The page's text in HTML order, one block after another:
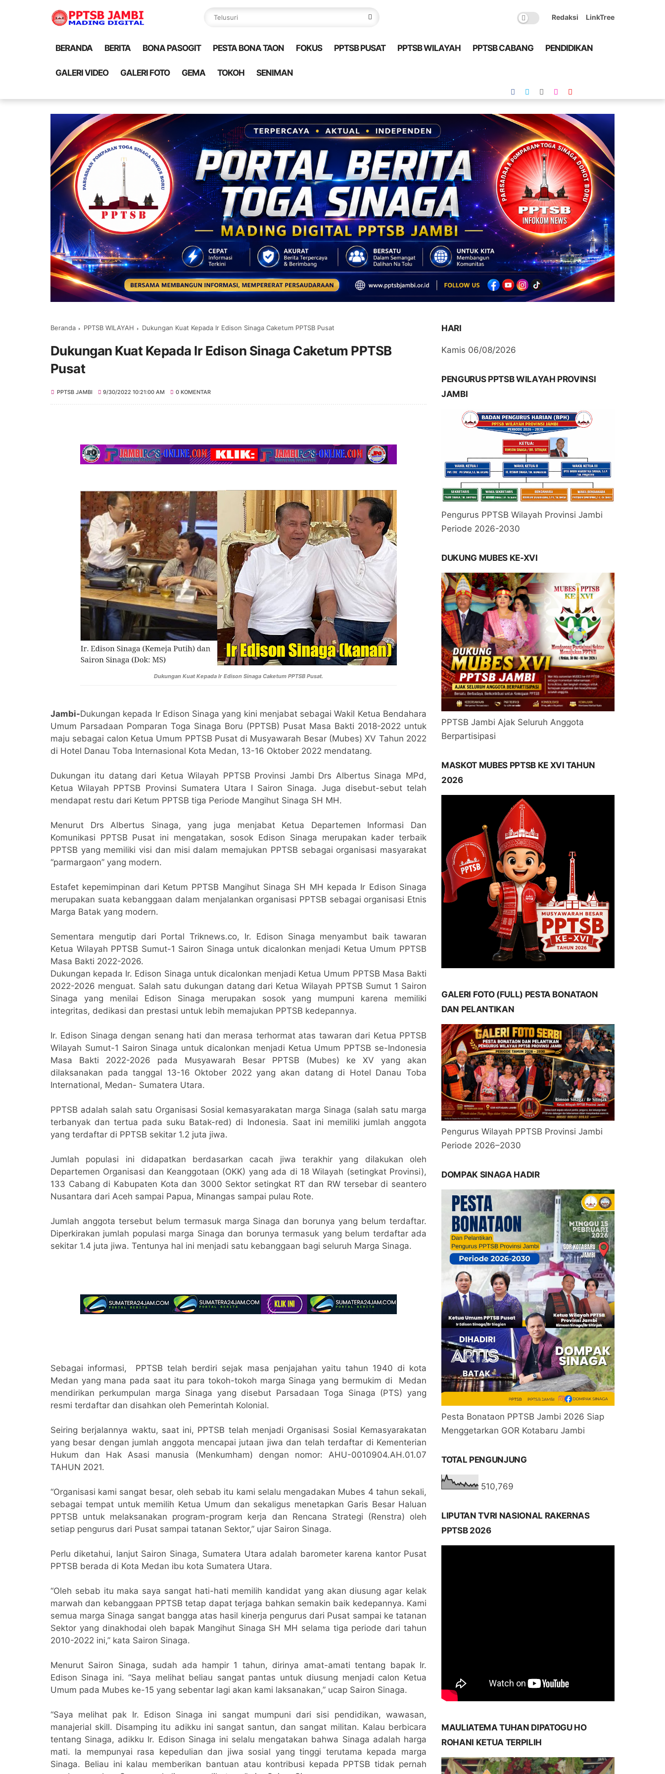
Redaksi LinkTree
BERANDA BERITA BONA PASOGIT PESTA BONA TAON FOKUS PPTSB PUSAT PPTSB WILAYAH PPTSB CABANG PENDIDIKAN
GALERI VIDEO GALERI FOTO GEMA TOKOH SENIMAN
Beranda PPTSB WILAYAH Dukungan Kuat Kepada Ir Edison Sinaga Caketum PPTSB Pusat
Dukungan Kuat Kepada Ir Edison Sinaga Caketum PPTSB
Pusat
PPTSB JAMBI 9/30/2022 10:21:00 AM 0 KOMENTAR
Dukungan Kuat Kepada Ir Edison Sinaga Caketum PPTSB Pusat.
Jambi-Dukungan kepada Ir Edison Sinaga yang kini menjabat sebagai Wakil Ketua Bendahara
Umum Parsadaan Pomparan Toga Sinaga Boru (PPTSB) Pusat Masa Bakti 2018-2022 untuk
maju sebagai calon Ketua Umum PPTSB Pusat di Musyawarah Besar (Mubes) XV Tahun 2022
di Hotel Danau Toba Internasional Kota Medan, 13-16 Oktober 2022 mendatang.
Dukungan itu datang dari Ketua Wilayah PPTSB Provinsi Jambi Drs Albertus Sinaga MPd,
Ketua Wilayah PPTSB Provinsi Sumatera Utara I Sairon Sinaga. Juga disebut-sebut telah
mendapat restu dari Ketum PPTSB tiga Periode Mangihut Sinaga SH MH.
Menurut Drs Albertus Sinaga, yang juga menjabat Ketua Departemen Informasi Dan
Komunikasi PPTSB Pusat ini mengatakan, sosok Edison Sinaga merupakan kader terbaik
PPTSB yang memiliki visi dan misi dalam memajukan PPTSB sebagai organisasi masyarakat
“parmargaon” yang modern.
Estafet kepemimpinan dari Ketum PPTSB Mangihut Sinaga SH MH kepada Ir Edison Sinaga
merupakan suata kebanggaan dalam menjalankan organisasi PPTSB sebagai organisasi Etnis
Marga Batak yang modern.
Sementara mengutip dari Portal Triknews.co, Ir. Edison Sinaga menyambut baik tawaran
Ketua Wilayah PPTSB Sumut-1 Sairon Sinaga untuk dicalonkan menjadi Ketua Umum PPTSB
Masa Bakti 2022-2026.
Dukungan kepada Ir. Edison Sinaga untuk dicalonkan menjadi Ketua Umum PPTSB Masa Bakti
2022-2026 menguat. Salah satu dukungan datang dari Ketua Wilayah PPTSB Sumut 1 Sairon
Sinaga yang menilai Edison Sinaga merupakan sosok yang mumpuni karena memiliki
integritas, dedikasi dan prestasi untuk lebih memajukan PPTSB kedepannya.
Ir. Edison Sinaga dengan senang hati dan merasa terhormat atas tawaran dari Ketua PPTSB
Wilayah Sumut-1 Sairon Sinaga untuk dicalonkan menjadi Ketua Umum PPTSB se-Indonesia
Masa Bakti 2022-2026 pada Musyawarah Besar PPTSB (Mubes) ke XV yang akan
dilaksanakan pada tanggal 13-16 Oktober 2022 yang akan datang di Hotel Danau Toba
International, Medan- Sumatera Utara.
PPTSB adalah salah satu Organisasi Sosial kemasyarakatan marga Sinaga (salah satu marga
terbanyak dan tertua pada suku Batak-red) di Indonesia. Saat ini memiliki jumlah anggota
yang terdaftar di PPTSB sekitar 1.2 juta jiwa.
Jumlah populasi ini didapatkan berdasarkan cacah jiwa terakhir yang dilakukan oleh
Departemen Organisasi dan Keanggotaan (OKK) yang ada di 18 Wilayah (setingkat Provinsi),
133 Cabang di Kabupaten Kota dan 3000 Sektor setingkat RT dan RW tersebar di seantero
Nusantara dari Aceh sampai Papua, Minangas sampai pulau Rote.
Jumlah anggota tersebut belum termasuk marga Sinaga dan borunya yang belum terdaftar.
Diperkirakan jumlah populasi marga Sinaga dan borunya termasuk yang belum terdaftar ada
sekitar 1.4 juta jiwa. Tentunya hal ini menjadi satu kebanggaan bagi seluruh Marga Sinaga.
Sebagai informasi, PPTSB telah berdiri sejak masa penjajahan yaitu tahun 1940 di kota
Medan yang mana pada saat itu para tokoh-tokoh marga Sinaga yang bermukim di Medan
mendirikan perkumpulan marga Sinaga yang disebut Parsadaan Toga Sinaga (PTS) yang
resmi terdaftar dan disahkan oleh Pemerintah Kolonial.
Seiring berjalannya waktu, saat ini, PPTSB telah menjadi Organisasi Sosial Kemasyarakatan
yang besar dengan jumlah anggota mencapai jutaan jiwa dan telah terdaftar di Kementerian
Hukum dan Hak Asasi manusia (Menkumham) dengan nomor: AHU-0010904.AH.01.07
TAHUN 2021.
“Organisasi kami sangat besar, oleh sebab itu kami selalu mengadakan Mubes 4 tahun sekali,
sebagai tempat untuk memilih Ketua Umum dan sekaligus menetapkan Garis Besar Haluan
PPTSB untuk melaksanakan program-program kerja dan Rencana Strategi (Renstra) oleh
setiap pengurus dari Pusat sampai tatanan Sektor,” ujar Sairon Sinaga.
Perlu diketahui, lanjut Sairon Sinaga, Sumatera Utara adalah barometer karena kantor Pusat
PPTSB berada di Kota Medan ibu kota Sumatera Utara.
“Oleh sebab itu maka saya sangat hati-hati memilih kandidat yang akan diusung agar kelak
marwah dan kebanggaan PPTSB tetap dapat terjaga bahkan semakin baik kedepannya. Kami
semua marga Sinaga sangat bangga atas hasil kinerja pengurus dari Pusat sampai ke tatanan
Sektor yang dinakhodai oleh bapak Mangihut Sinaga SH MH selama tiga periode dari tahun
2010-2022 ini,” kata Sairon Sinaga.
Menurut Sairon Sinaga, sudah ada hampir 1 tahun, dirinya amat-amati tentang bapak Ir.
Edison Sinaga ini. “Saya melihat beliau sangat pantas untuk diusung menjadi calon Ketua
Umum pada Mubes ke-15 yang sebentar lagi akan kami laksanakan,” ucap Sairon Sinaga.
“Saya melihat pak Ir. Edison Sinaga ini sangat mumpuni dari sisi pendidikan, wawasan,
manajerial skill. Disamping itu adikku ini sangat santun, dan sangat militan. Kalau berbicara
tentang Sinaga, adikku Ir. Edison Sinaga ini selalu mengatakan bahwa Sinaga adalah harga
mati. Ia mempunyai rasa kepedulian dan jiwa sosial yang tinggi terutama kepada marga
Sinaga. Beliau ini kalau memberikan bantuan atau kontribusi kepada PPTSB tidak pernah
HARI
Kamis 06/08/2026
PENGURUS PPTSB WILAYAH PROVINSI
JAMBI
Pengurus PPTSB Wilayah Provinsi Jambi
Periode 2026-2030
DUKUNG MUBES KE-XVI
PPTSB Jambi Ajak Seluruh Anggota
Berpartisipasi
MASKOT MUBES PPTSB KE XVI TAHUN
2026
GALERI FOTO (FULL) PESTA BONATAON
DAN PELANTIKAN
Pengurus Wilayah PPTSB Provinsi Jambi
Periode 2026–2030
DOMPAK SINAGA HADIR
Pesta Bonataon PPTSB Jambi 2026 Siap
Menggetarkan GOR Kotabaru Jambi
TOTAL PENGUNJUNG
510,769
LIPUTAN TVRI NASIONAL RAKERNAS
PPTSB 2026
MAULIATEMA TUHAN DIPATOGU HO
ROHANI KETUA TERPILIH